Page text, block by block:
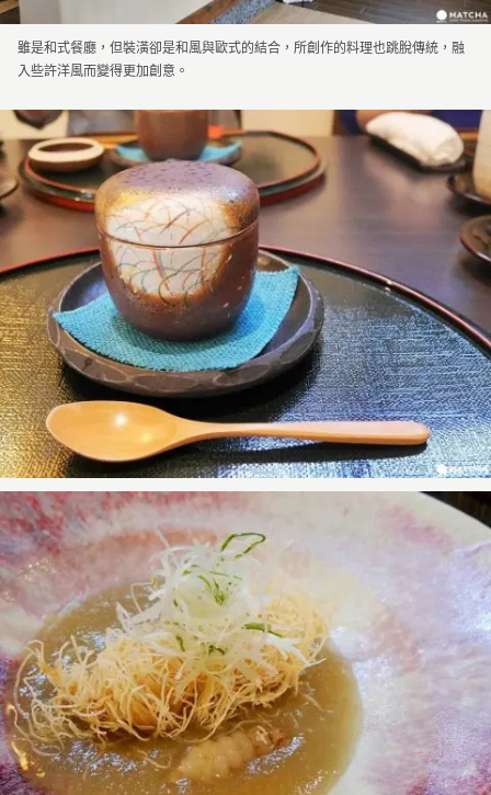
雖是和式餐廳，但裝潢卻是和風與歐式的結合，所創作的料理也跳脫傳統，融
入些許洋風而變得更加創意。